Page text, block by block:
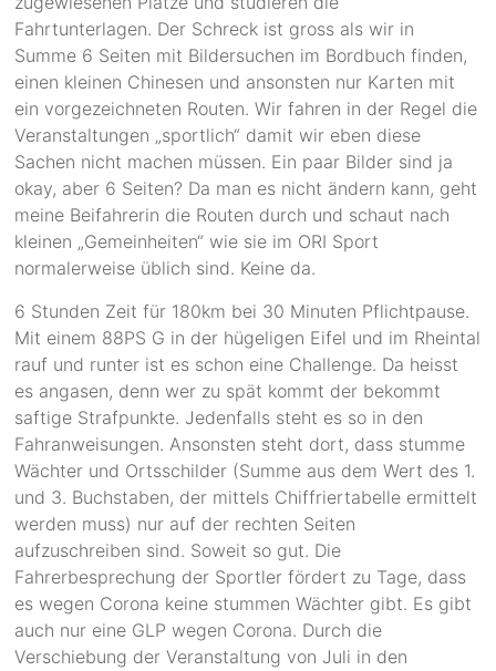
Fahrtunterlagen. Der Schreck ist gross als wir in
Summe 6 Seiten mit Bildersuchen im Bordbuch finden,
einen kleinen Chinesen und ansonsten nur Karten mit
ein vorgezeichneten Routen. Wir fahren in der Regel die
Veranstaltungen „sportlich“ damit wir eben diese
Sachen nicht machen müssen. Ein paar Bilder sind ja
okay, aber 6 Seiten? Da man es nicht ändern kann, geht
meine Beifahrerin die Routen durch und schaut nach
kleinen „Gemeinheiten“ wie sie im ORI Sport
normalerweise üblich sind. Keine da.
6 Stunden Zeit für 180km bei 30 Minuten Pflichtpause.
Mit einem 88PS G in der hügeligen Eifel und im Rheintal
rauf und runter ist es schon eine Challenge. Da heisst
es angasen, denn wer zu spät kommt der bekommt
saftige Strafpunkte. Jedenfalls steht es so in den
Fahranweisungen. Ansonsten steht dort, dass stumme
Wächter und Ortsschilder (Summe aus dem Wert des 1.
und 3. Buchstaben, der mittels Chiffriertabelle ermittelt
werden muss) nur auf der rechten Seiten
aufzuschreiben sind. Soweit so gut. Die
Fahrerbesprechung der Sportler fördert zu Tage, dass
es wegen Corona keine stummen Wächter gibt. Es gibt
auch nur eine GLP wegen Corona. Durch die
Verschiebung der Veranstaltung von Juli in den